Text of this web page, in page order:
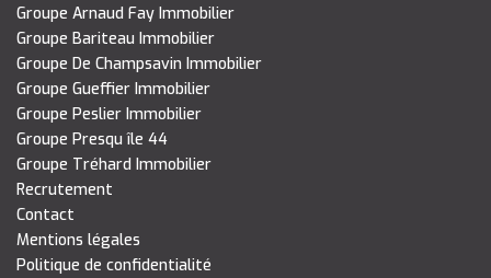
Groupe Arnaud Fay Immobilier
Groupe Bariteau Immobilier
Groupe De Champsavin Immobilier
Groupe Gueffier Immobilier
Groupe Peslier Immobilier
Groupe Presqu île 44
Groupe Tréhard Immobilier
Recrutement
Contact
Mentions légales
Politique de confidentialité